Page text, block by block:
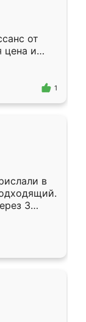
от
цена и
1
в
3